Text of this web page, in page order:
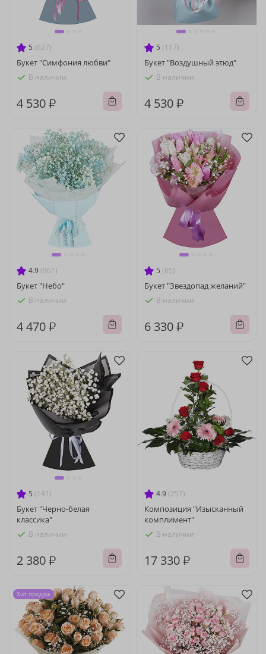
5 (627)
Букет "Симфония любви"
В наличии
4 530 ₽
5 (117)
Букет "Воздушный этюд"
В наличии
4 530 ₽
4.9 (961)
Букет "Небо"
В наличии
4 470 ₽
5 (65)
Букет "Звездопад желаний"
В наличии
6 330 ₽
5 (141)
Букет "Черно-белая
классика"
В наличии
2 380 ₽
4.9 (257)
Композиция "Изысканный
комплимент"
В наличии
17 330 ₽
Хит продаж